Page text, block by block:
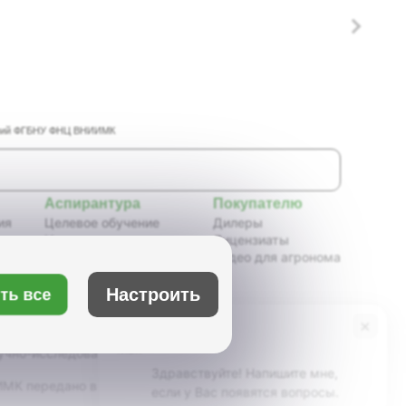
ФГБНУ ФНЦ ВНИИМК
Здравствуйте! Напишите мне,
Аспирантура
Целевое обучение
Новости аспирантуры
Портфолио аспирантов
Расписание
Учебно-методическое
обеспечение
Покупателю
Дилеры
Лицензиаты
Видео для агронома
исследовательский институт масличных
все Настроить